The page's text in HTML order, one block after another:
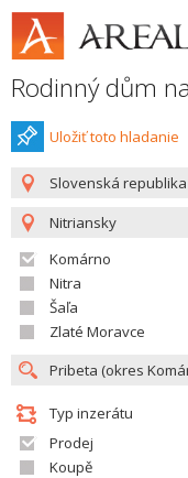
Rodinný dům
Uložiť toto hladanie
Slovenská republika
Nitriansky
Komárno
Nitra
Šaľa
Zlaté Moravce
Typ inzerátu
Prodej
Koupě